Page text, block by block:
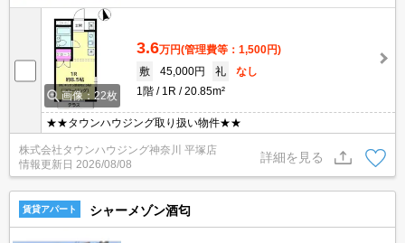
画像：22枚
3.6万円(管理費等：1,500円)
敷
45,000円 礼
なし
1階
1R 20.85m²
★★タウンハウジング取り扱い物件★★
株式会社タウンハウジング神奈川 平塚店
情報更新日 2026/08/08
詳細を見る
賃貸アパート シャーメゾン酒匂